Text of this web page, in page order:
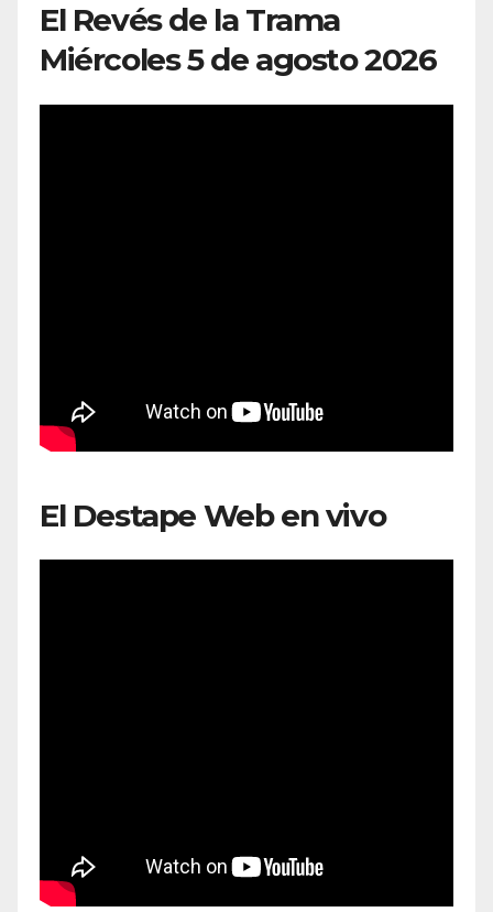
El Revés de la Trama
Miércoles 5 de agosto 2026
El Destape Web en vivo